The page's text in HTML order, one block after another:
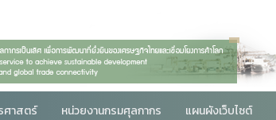
าสตร์ หน่วยงานกรมศุลกากร แผนผังเว็บไซต์